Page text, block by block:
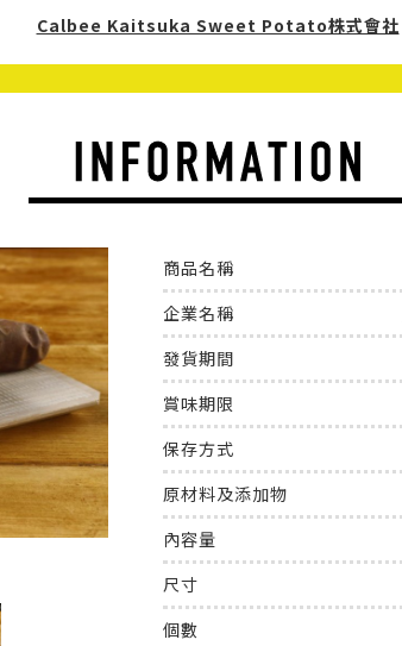
Calbee Kaitsuka Sweet Potato株式會社
商品名稱
企業名稱
發貨期間
賞味期限
保存方式
原材料及添加物
內容量
尺寸
個數